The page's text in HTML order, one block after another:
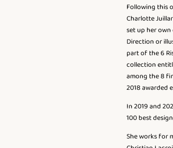
Following this
Charlotte
set up her
Direction or
part of the 6
collection
among the 8
2018 awarded
In 2019 and
100 best
She works for